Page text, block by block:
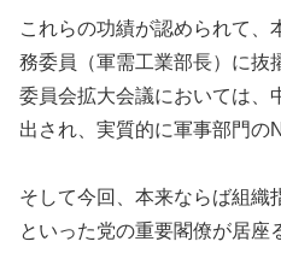
これらの功績が認められて、
務委員（軍需工業部長）に抜
委員会拡大会議においては、
出され、実質的に軍事部門の
そして今回、本来ならば組織
といった党の重要閣僚が居座